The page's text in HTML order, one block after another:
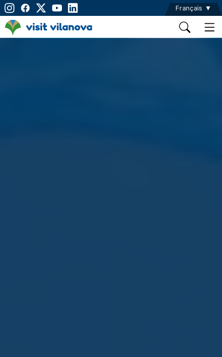
Français